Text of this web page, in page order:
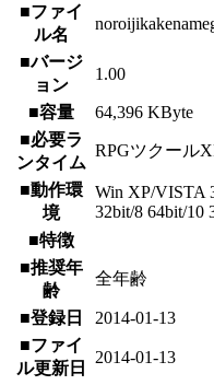
■ファイ
ル名
■バージ
ョン
1.00
■容量
64,396 KByte
■必要ラ
ンタイム
RPGツクール
■動作環
境
Win XP/VISTA
32bit/8 64bit/10
■特徴
■推奨年
齢
全年齢
■登録日
2014-01-13
■ファイ
ル更新日
2014-01-13